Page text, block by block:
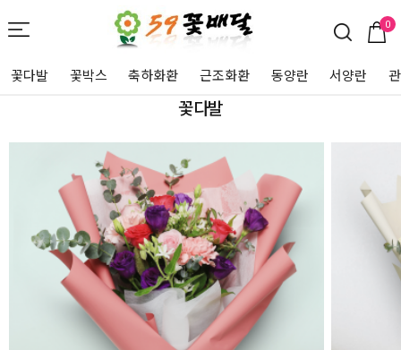
0
꽃다발 꽃박스 축하화환 근조화환 동양란 서양란
꽃다발